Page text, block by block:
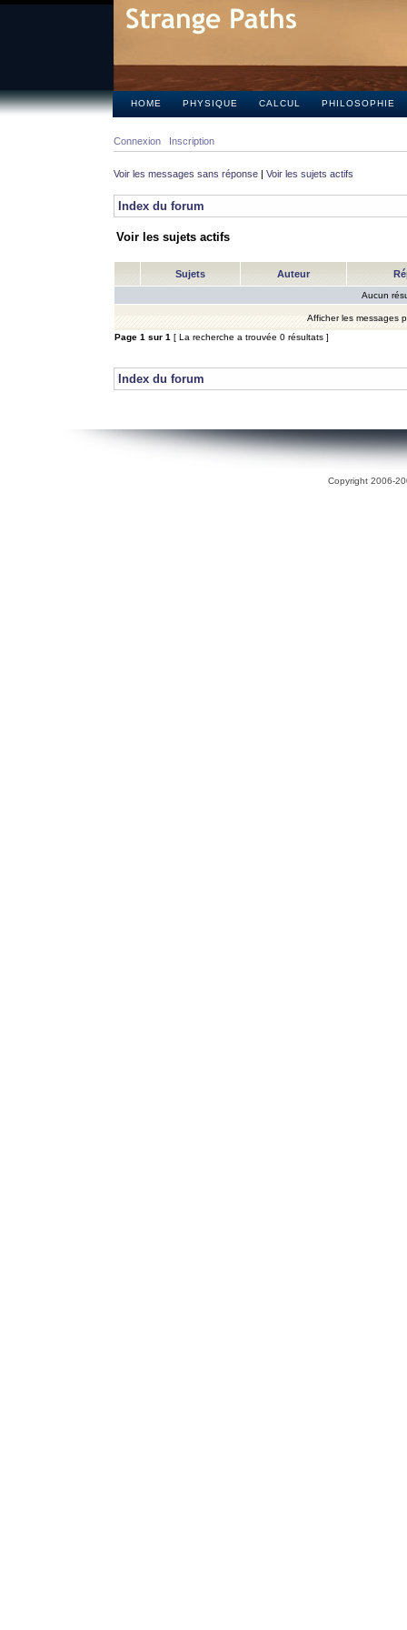
HOME PHYSIQUE CALCUL PHILOSOPHIE
Connexion Inscription
Voir les messages sans réponse | Voir les sujets actifs
Index du forum
Voir les sujets actifs
Sujets Auteur
Aucun
Afficher les messages
Page 1 sur 1 [ La recherche a trouvée 0 résultats ]
Index du forum
Copyright 2006-